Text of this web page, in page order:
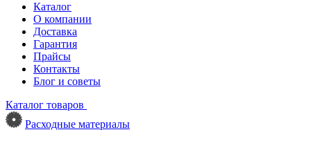
Каталог
О компании
Доставка
Гарантия
Прайсы
Контакты
Блог и советы
Каталог товаров
Расходные материалы